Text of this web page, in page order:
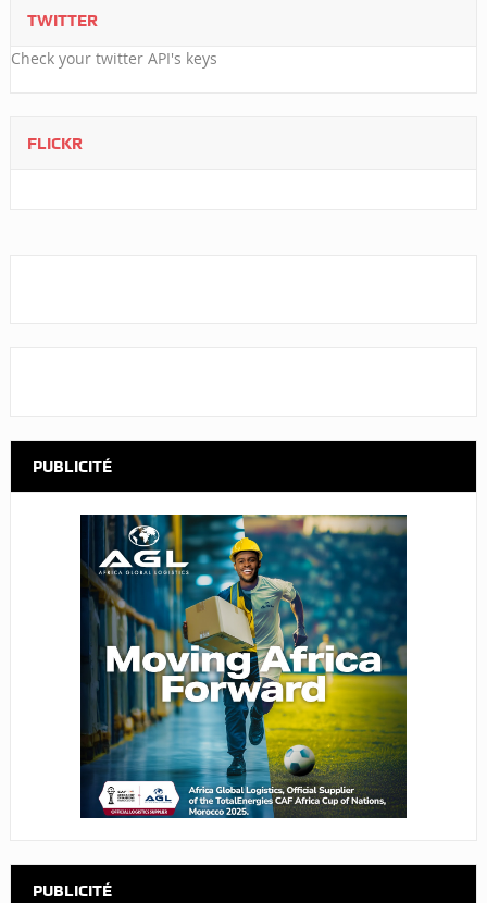
TWITTER
Check your twitter API's keys
FLICKR
PUBLICITÉ
PUBLICITÉ